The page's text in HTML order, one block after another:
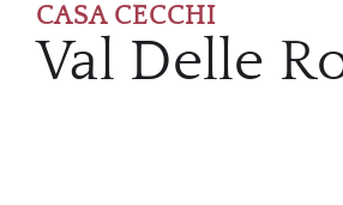
CASA CECCHI
Val Delle